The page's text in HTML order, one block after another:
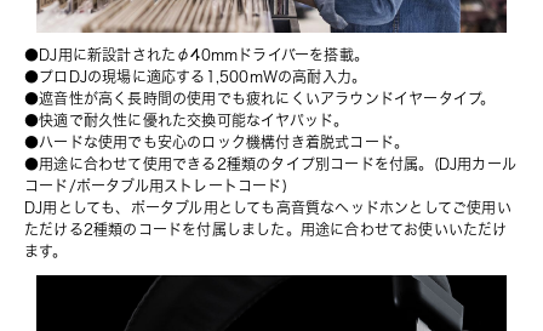
●DJ用に新設計されたφ40mmドライバーを搭載。
●プロDJの現場に適応する1,500mWの高耐入力。
●遮音性が高く長時間の使用でも疲れにくいアラウンドイヤータイプ。
●快適で耐久性に優れた交換可能なイヤパッド。
●ハードな使用でも安心のロック機構付き着脱式コード。
●用途に合わせて使用できる2種類のタイプ別コードを付属。(DJ用カール
コード/ポータブル用ストレートコード)
DJ用としても、ポータブル用としても高音質なヘッドホンとしてご使用い
ただける2種類のコードを付属しました。用途に合わせてお使いいただけ
ます。